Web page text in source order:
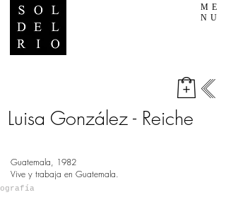
ME
NU
Luisa González - Reiche
Guatemala, 1982
Vive y trabaja en Guatemala.